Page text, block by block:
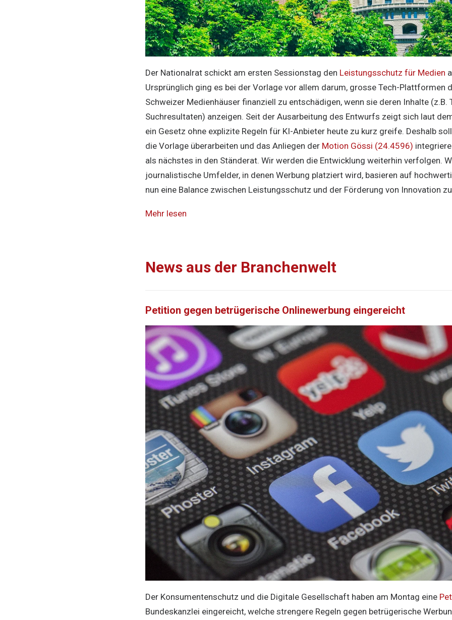
Der Nationalrat schickt am ersten Sessionstag den Leistungsschutz für Medien
Ursprünglich ging es bei der Vorlage vor allem darum, grosse Tech-Plattformen
Schweizer Medienhäuser finanziell zu entschädigen, wenn sie deren Inhalte (z.B.
Suchresultaten) anzeigen. Seit der Ausarbeitung des Entwurfs zeigt sich laut
ein Gesetz ohne explizite Regeln für KI-Anbieter heute zu kurz greife. Deshalb
die Vorlage überarbeiten und das Anliegen der Motion Gössi (24.4596)
als nächstes in den Ständerat. Wir werden die Entwicklung weiterhin verfolgen.
journalistische Umfelder, in denen Werbung platziert wird, basieren auf
nun eine Balance zwischen Leistungsschutz und der Förderung von Innovation
Mehr lesen
News aus der Branchenwelt
Petition gegen betrügerische Onlinewerbung eingereicht
Der Konsumentenschutz und die Digitale Gesellschaft haben am Montag eine
Bundeskanzlei eingereicht, welche strengere Regeln gegen betrügerische